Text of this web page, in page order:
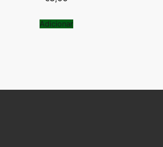
Adicionar